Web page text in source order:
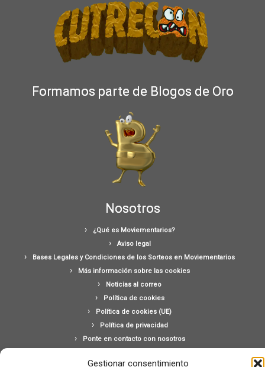
Gestionar consentimiento
Formamos parte de Blogos de Oro
Nosotros
¿Qué es Moviementarios?
Aviso legal
Bases Legales y Condiciones de los Sorteos en Moviementarios
Más información sobre las cookies
Noticias al correo
Política de cookies
Política de cookies (UE)
Política de privacidad
Ponte en contacto con nosotros
Buscar: